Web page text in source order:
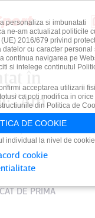
în
”Am
şi mi-a
DEPRIMA
personaliza si imbunatati
ne-am actualizat politicile
2016/679 privind
cu caracter personal
continua navigarea pe
si intelege continutul
acceptarea utilizarii
ca poti modifica in orice
din Politica de
DE COOKIE
individual la nivel de
cookie